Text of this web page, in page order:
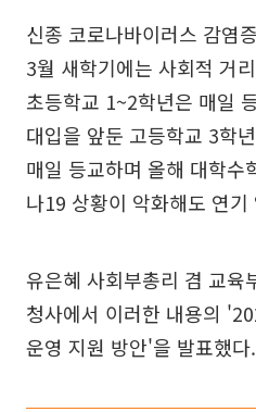
신종 코로나바이러스 감염
3월 새학기에는 사회적 거
초등학교 1~2학년은 매일
대입을 앞둔 고등학교 3학
매일 등교하며 올해 대학수
나19 상황이 악화해도 연
유은혜 사회부총리 겸 교육
청사에서 이러한 내용의
운영 지원 방안'을 발표했다.